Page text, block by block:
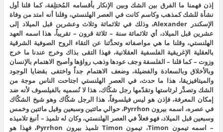
إذن فهمنا ما الفرق بين الشك وبين الإنكار بأقسامه المُختلِفة، كما قلنا أول
نشأة للشك كمذهب وكاسم كانت في العصر الهلنستي، وقلنا أنه امتد من وفاة
الإسكندر Alexander، وذلك في ثلاثمائة وثلاث وعشرين قبل الميلاد إلى
عشرين قبل الميلاد، أي ثلاثمائة سنة – ثلاثة قرون – تقريباً، هذا اسمه العهد
الهلنستي، وقلنا ما هي مواصفاته وتحدَّثنا عن التقاء الروح الصوفية الشرقية
بالعقلية الإغريقية الفلسفية العقلانية، فهذا التقى بذاك وخرج عندنا ما خرج
وزوت – كما قلنا – الفلسفة وجف عودها وذهب رواؤها وأصبح الاهتمام بالإنسان
وبالأخلاق وبالسعادة والفضيلة، وضعف الاهتمام جداً واختفى بقضايا الوجود
والميتافيزيقا، هذا ما حدث، في العصر الهلنستي اجتاحت الناس موجة من
الشك وتصدَّر لرئاستها وتقدّمها رجل شكّاك، هذا لا نُسميه بالفيلسوف لأنه ضد
إمكان المعرفة، فإذن هو ليس فيلسوفاً، هذا الرجل شكّاك وهو شيخ الشكّاك
في عصره، اسمه بيرون Pyrrhon، حوالي مائتين وسبعين وقيل مائتين وخمس
وسبعين قبل الميلاد، فهو فعلاً في العصر الهلنستي، وكان له تلميذ – أنبغ تلاميذه
– اسمه تيمون Timon، تيمون Timon تلميذ بيرون Pyrrhon، فهذا هو